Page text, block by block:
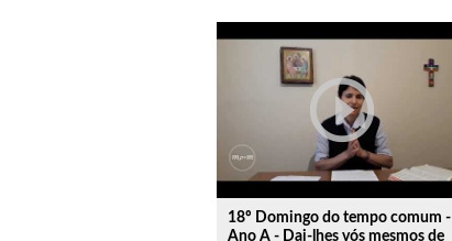
play_circle_outline
18º Domingo do tempo comum -
Ano A - Dai-lhes vós mesmos de